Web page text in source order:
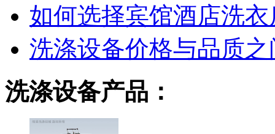
如何选择宾馆酒店洗衣
洗涤设备价格与品质
洗涤设备产品：